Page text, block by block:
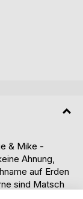
& Mike -
Ahnung,
auf Erden
sind Matsch